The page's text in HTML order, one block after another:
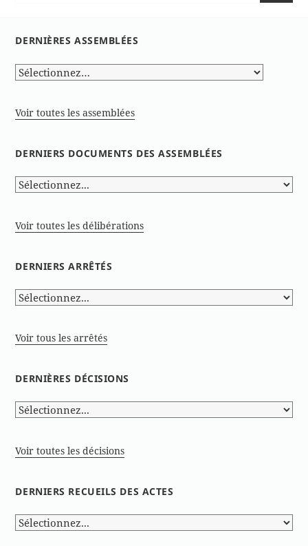
DERNIÈRES ASSEMBLÉES
Voir toutes les assemblées
DERNIERS DOCUMENTS DES ASSEMBLÉES
Voir toutes les délibérations
DERNIERS ARRÊTÉS
Voir tous les arrêtés
DERNIÈRES DÉCISIONS
Voir toutes les décisions
DERNIERS RECUEILS DES ACTES